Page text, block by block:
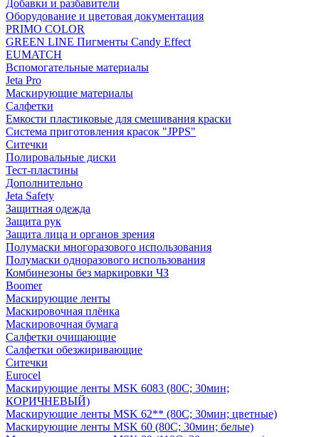
Добавки и разбавители
Оборудование и цветовая документация
PRIMO COLOR
GREEN LINE Пигменты Candy Effect
EUMATCH
Вспомогательные материалы
Jeta Pro
Маскирующие материалы
Салфетки
Емкости пластиковые для смешивания краски
Система приготовления красок "JPPS"
Ситечки
Полировальные диски
Тест-пластины
Дополнительно
Jeta Safety
Защитная одежда
Защита рук
Защита лица и органов зрения
Полумаски многоразового использования
Полумаски одноразового использования
Комбинезоны без маркировки ЧЗ
Boomer
Маскирующие ленты
Маскировочная плёнка
Маскировочная бумага
Салфетки очищающие
Салфетки обезжиривающие
Ситечки
Euroсel
Маскирующие ленты MSK 6083 (80С; 30мин;
КОРИЧНЕВЫЙ)
Маскирующие ленты MSK 62** (80С; 30мин; цветные)
Маскирующие ленты MSK 60 (80С; 30мин; белые)